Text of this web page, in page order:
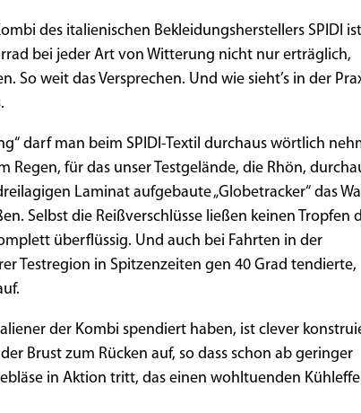
des italienischen Bekleidungsherstellers SPIDI
bei jeder Art von Witterung nicht nur erträglich,
So weit das Versprechen. Und wie sieht’s in der
darf man beim SPIDI-Textil durchaus wörtlich
Regen, für das unser Testgelände, die Rhön,
Laminat aufgebaute „Globetracker“ das
Selbst die Reißverschlüsse ließen keinen Tropfen
überflüssig. Und auch bei Fahrten in der
Testregion in Spitzenzeiten gen 40 Grad tendierte,
der Kombi spendiert haben, ist clever
Brust zum Rücken auf, so dass schon ab geringer
in Aktion tritt, das einen wohltuenden